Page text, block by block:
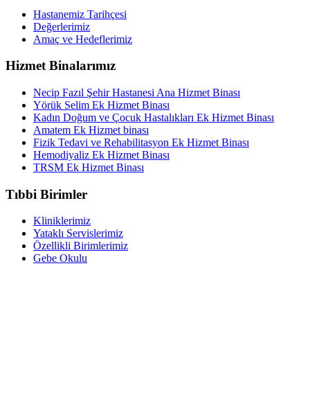
Hastanemiz Tarihçesi
Değerlerimiz
Amaç ve Hedeflerimiz
Hizmet Binalarımız
Necip Fazıl Şehir Hastanesi Ana Hizmet Binası
Yörük Selim Ek Hizmet Binası
Kadın Doğum ve Çocuk Hastalıkları Ek Hizmet Binası
Amatem Ek Hizmet binası
Fizik Tedavi ve Rehabilitasyon Ek Hizmet Binası
Hemodiyaliz Ek Hizmet Binası
TRSM Ek Hizmet Binası
Tıbbi Birimler
Kliniklerimiz
Yataklı Servislerimiz
Özellikli Birimlerimiz
Gebe Okulu